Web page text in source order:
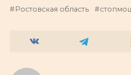
Ростовская область